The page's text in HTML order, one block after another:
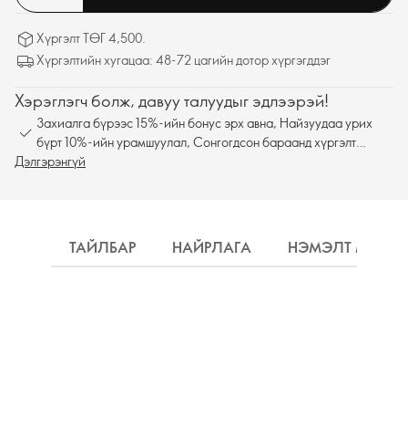
Хүргэлт ТӨГ 4,500.
Хүргэлтийн хугацаа: 48-72 цагийн дотор хүргэгддэг
Хэрэглэгч болж, давуу талуудыг эдлээрэй!
Захиалга бүрээс 15%-ийн бонус эрх авна, Найзуудаа урих
бүрт 10%-ийн урамшуулал, Сонгогдсон бараанд хүргэлт
үнэгүй
Дэлгэрэнгүй
ТАЙЛБАР НАЙРЛАГА НЭМЭЛТ